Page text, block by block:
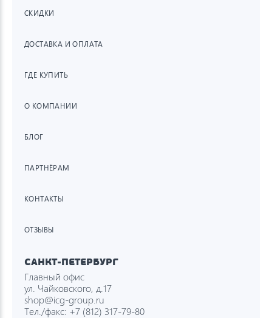
СКИДКИ
ДОСТАВКА И ОПЛАТА
ГДЕ КУПИТЬ
О КОМПАНИИ
БЛОГ
ПАРТНЁРАМ
КОНТАКТЫ
ОТЗЫВЫ
САНКТ-ПЕТЕРБУРГ
Главный офис
ул. Чайковского, д.17
shop@icg-group.ru
Тел./факс: +7 (812) 317-79-80